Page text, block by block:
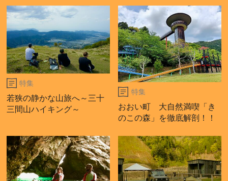
特集
若狭の静かな山旅へ～三十
三間山ハイキング～
特集
おおい町 大自然満喫「き
のこの森」を徹底解剖！！